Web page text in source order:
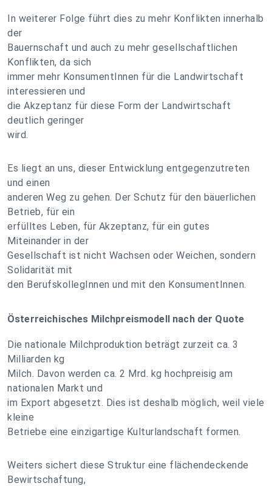
In weiterer Folge führt dies zu mehr Konflikten innerhalb
der
Bauernschaft und auch zu mehr gesellschaftlichen
Konflikten, da sich
immer mehr KonsumentInnen für die Landwirtschaft
interessieren und
die Akzeptanz für diese Form der Landwirtschaft
deutlich geringer
wird.
Es liegt an uns, dieser Entwicklung entgegenzutreten
und einen
anderen Weg zu gehen. Der Schutz für den bäuerlichen
Betrieb, für ein
erfülltes Leben, für Akzeptanz, für ein gutes
Miteinander in der
Gesellschaft ist nicht Wachsen oder Weichen, sondern
Solidarität mit
den BerufskollegInnen und mit den KonsumentInnen.
Österreichisches Milchpreismodell nach der Quote
Die nationale Milchproduktion beträgt zurzeit ca. 3
Milliarden kg
Milch. Davon werden ca. 2 Mrd. kg hochpreisig am
nationalen Markt und
im Export abgesetzt. Dies ist deshalb möglich, weil viele
kleine
Betriebe eine einzigartige Kulturlandschaft formen.
Weiters sichert diese Struktur eine flächendeckende
Bewirtschaftung,